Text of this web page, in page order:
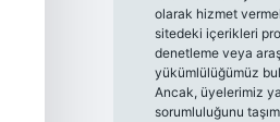
olarak hizmet
sitedeki içerikleri
denetleme veya
yükümlülüğümüz
Ancak, üyelerimiz
sorumluluğunu